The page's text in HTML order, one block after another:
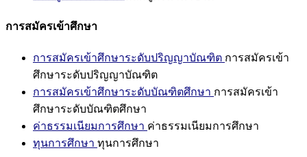
การสมัครเข้าศึกษา
การสมัครเข้าศึกษาระดับปริญญาบัณฑิต การสมัครเข้า
ศึกษาระดับปริญญาบัณฑิต
การสมัครเข้าศึกษาระดับบัณฑิตศึกษา การสมัครเข้า
ศึกษาระดับบัณฑิตศึกษา
ค่าธรรมเนียมการศึกษา ค่าธรรมเนียมการศึกษา
ทุนการศึกษา ทุนการศึกษา